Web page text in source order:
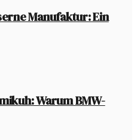
Manufaktur: Ein
Warum BMW-